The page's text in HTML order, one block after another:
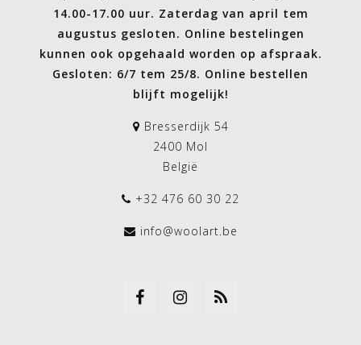
14.00-17.00 uur. Zaterdag van april tem
augustus gesloten. Online bestelingen
kunnen ook opgehaald worden op afspraak.
Gesloten: 6/7 tem 25/8. Online bestellen
blijft mogelijk!
Bresserdijk 54
2400 Mol
België
+32 476 60 30 22
info@woolart.be